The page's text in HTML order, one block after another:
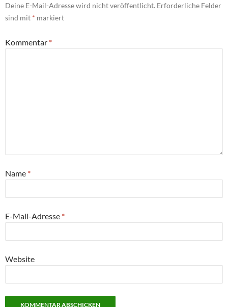
Deine E-Mail-Adresse wird nicht veröffentlicht. Erforderliche Felder
sind mit * markiert
Kommentar *
Name *
E-Mail-Adresse *
Website